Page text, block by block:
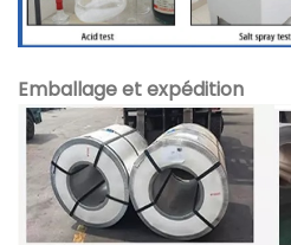
Emballage et expédition